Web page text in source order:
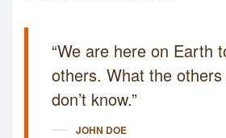
“We are here on Earth
others. What the
don’t know.”
JOHN DOE